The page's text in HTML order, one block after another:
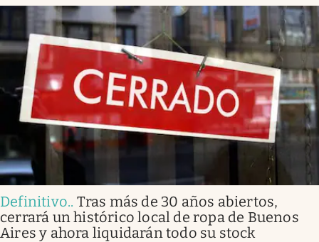
Definitivo.. Tras más de 30 años abiertos,
cerrará un histórico local de ropa de Buenos
Aires y ahora liquidarán todo su stock